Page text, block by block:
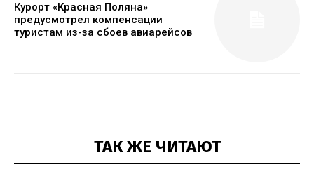
Курорт «Красная Поляна»
предусмотрел компенсации
туристам из-за сбоев авиарейсов
ТАК ЖЕ ЧИТАЮТ